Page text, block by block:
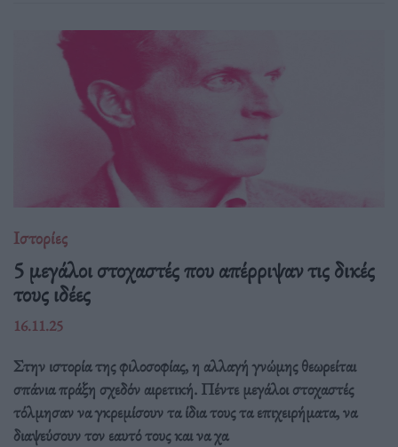
Ιστορίες
5 μεγάλοι στοχαστές που απέρριψαν τις δικές
τους ιδέες
16.11.25
Στην ιστορία της φιλοσοφίας, η αλλαγή γνώμης θεωρείται
σπάνια πράξη σχεδόν αιρετική. Πέντε μεγάλοι στοχαστές
τόλμησαν να γκρεμίσουν τα ίδια τους τα επιχειρήματα, να
διαψεύσουν τον εαυτό τους και να χα